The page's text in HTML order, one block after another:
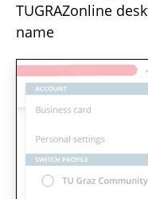
TUGRAZonline
name